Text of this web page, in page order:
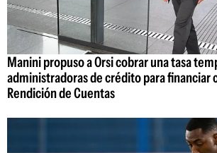
Manini propuso a Orsi cobrar una tasa
administradoras de crédito para financiar
Rendición de Cuentas